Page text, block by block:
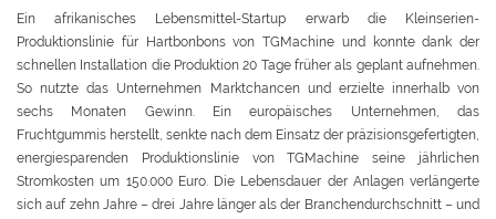
Ein afrikanisches Lebensmittel-Startup erwarb die Kleinserien-
Produktionslinie für Hartbonbons von TGMachine und konnte dank der
schnellen Installation die Produktion 20 Tage früher als geplant aufnehmen.
So nutzte das Unternehmen Marktchancen und erzielte innerhalb von
sechs Monaten Gewinn. Ein europäisches Unternehmen, das
Fruchtgummis herstellt, senkte nach dem Einsatz der präzisionsgefertigten,
energiesparenden Produktionslinie von TGMachine seine jährlichen
Stromkosten um 150.000 Euro. Die Lebensdauer der Anlagen verlängerte
sich auf zehn Jahre – drei Jahre länger als der Branchendurchschnitt – und